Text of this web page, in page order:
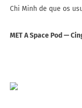
Chi Minh de que os
MET A Space Pod —